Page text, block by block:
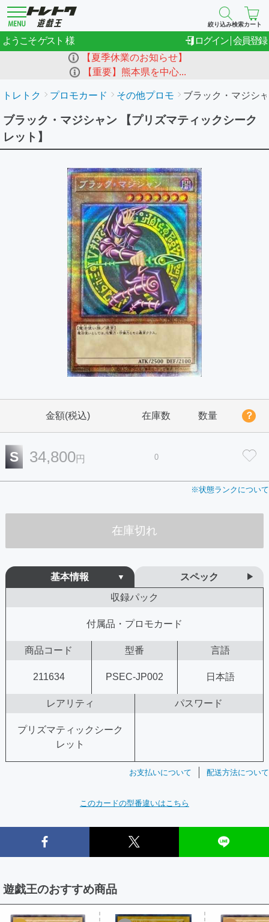
絞り込み検索カート
ようこそゲスト ログイン 会員登録
【夏季休業のお知らせ】
【重要】熊本県を中心...
トレトク プロモカード その他プロモ ブラック・マジシ
ブラック・マジシャン 【プリズマティックシーク
レット】
金額(税込) 在庫数 数量 ？
S 34,800円 0
※状態ランクについて
在庫切れ
基本情報
スペック
収録パック
付属品・プロモカード
商品コード 型番 言語
211634 PSEC-JP002 日本語
レアリティ パスワード
プリズマティックシーク
レット
お支払いについて 配送方法について
このカードの型番違いはこちら
遊戯王のおすすめ商品